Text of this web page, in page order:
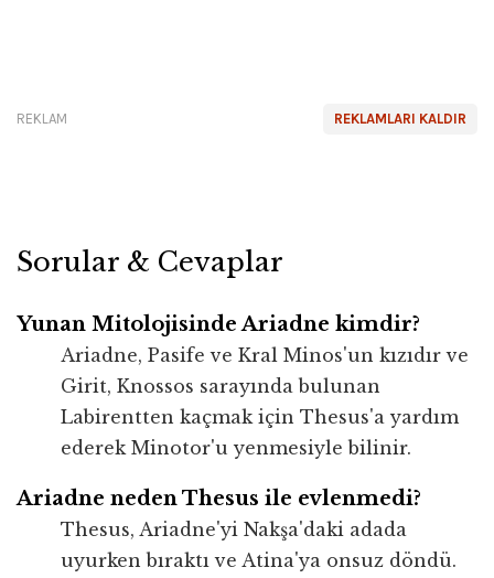
REKLAMLARI KALDIR
REKLAM
Sorular & Cevaplar
Yunan Mitolojisinde Ariadne kimdir?
Ariadne, Pasife ve Kral Minos'un kızıdır ve
Girit, Knossos sarayında bulunan
Labirentten kaçmak için Thesus'a yardım
ederek Minotor'u yenmesiyle bilinir.
Ariadne neden Thesus ile evlenmedi?
Thesus, Ariadne'yi Nakşa'daki adada
uyurken bıraktı ve Atina'ya onsuz döndü.